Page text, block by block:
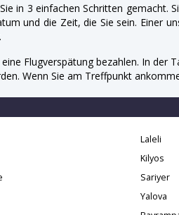
in 3 einfachen Schritten gemacht.
und die Zeit, die Sie sein. Einer
Flugverspätung bezahlen. In
Wenn Sie am Treffpunkt
Laleli
Kilyos
Sariyer
Yalova